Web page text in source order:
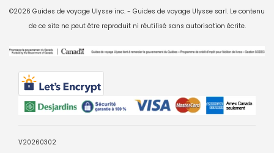
©2026 Guides de voyage Ulysse inc. - Guides de voyage Ulysse sarl. Le contenu
de ce site ne peut être reproduit ni réutilisé sans autorisation écrite.
V20260302